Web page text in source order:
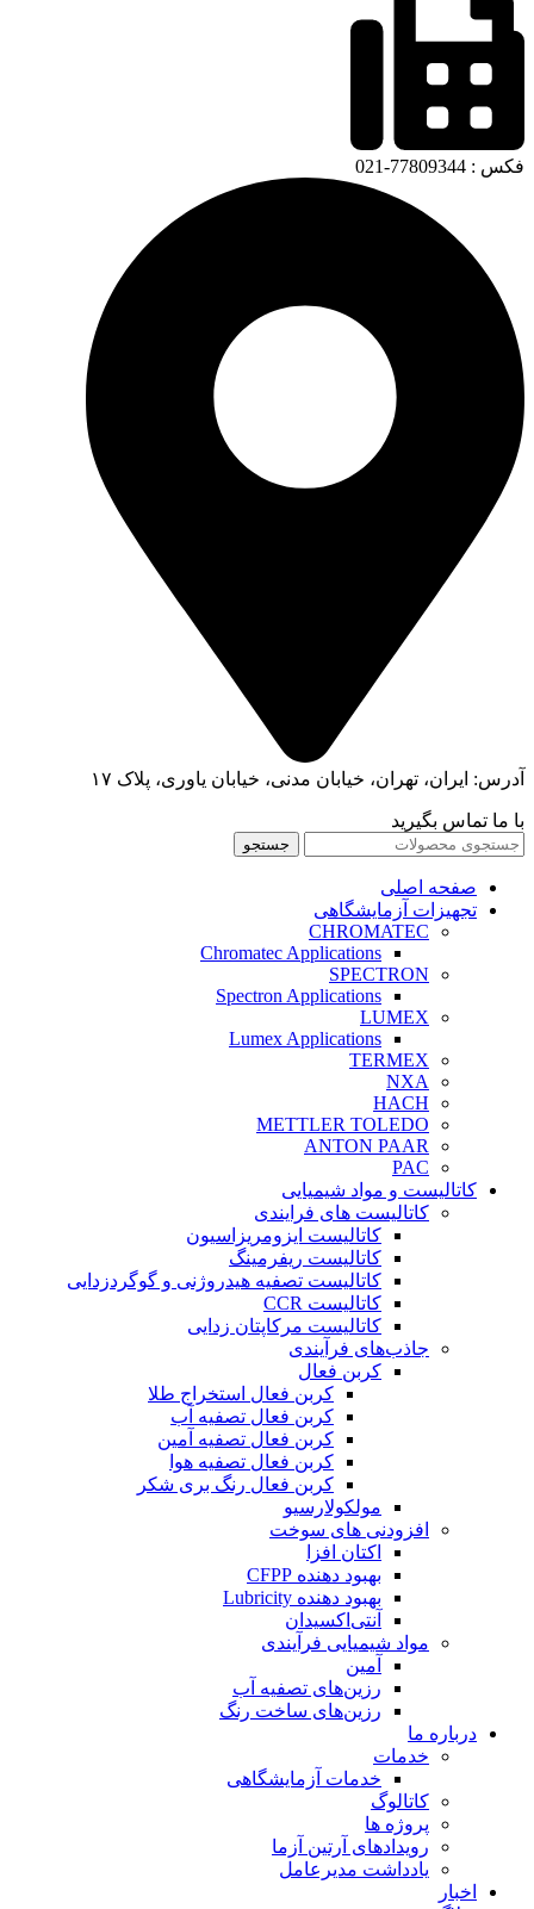
فکس : 77809344-021
آدرس: ایران، تهران، خیابان مدنی، خیابان یاوری، پلاک ۱۷
با ما تماس بگیرید
جستجو
صفحه اصلی
تجهیزات آزمایشگاهی
CHROMATEC
Chromatec Applications
SPECTRON
Spectron Applications
LUMEX
Lumex Applications
TERMEX
NXA
HACH
METTLER TOLEDO
ANTON PAAR
PAC
کاتالیست و مواد شیمیایی
کاتالیست های فرایندی
کاتالیست ایزومریزاسیون
کاتالیست ریفرمینگ
کاتالیست تصفیه هیدروژنی و گوگردزدایی
کاتالیست CCR
کاتالیست مرکاپتان زدایی
جاذب‌های فرآیندی
کربن فعال
کربن فعال استخراج طلا
کربن فعال تصفیه آب
کربن فعال تصفیه آمین
کربن فعال تصفیه هوا
کربن فعال رنگ بری شکر
مولکولارسیو
افزودنی های سوخت
اکتان افزا
بهبود دهنده CFPP
بهبود دهنده Lubricity
آنتی‌اکسیدان
مواد شیمیایی فرآیندی
آمین
رزین‌های تصفیه آب
رزین‌های ساخت رنگ
درباره ما
خدمات
خدمات آزمایشگاهی
کاتالوگ
پروژه ها
رویدادهای آرتین آزما
یادداشت مدیرعامل
اخبار